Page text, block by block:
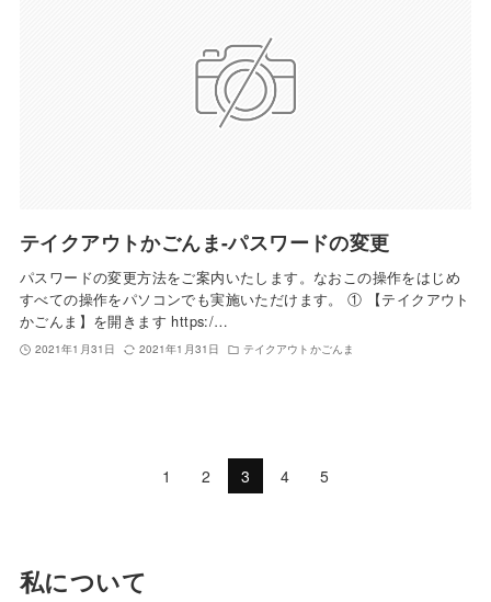
テイクアウトかごんま-パスワードの変更
パスワードの変更方法をご案内いたします。なおこの操作をはじめ
すべての操作をパソコンでも実施いただけます。 ① 【テイクアウト
かごんま】を開きます https:/…
2021年1月31日 2021年1月31日 テイクアウトかごんま
1 2 3 4 5
私について